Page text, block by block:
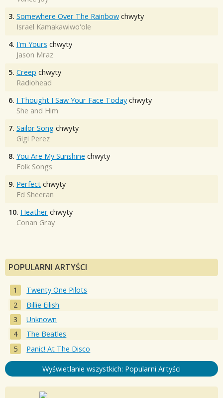
3. Somewhere Over The Rainbow chwyty
Israel Kamakawiwo'ole
4. I'm Yours chwyty
Jason Mraz
5. Creep chwyty
Radiohead
6. I Thought I Saw Your Face Today chwyty
She and Him
7. Sailor Song chwyty
Gigi Perez
8. You Are My Sunshine chwyty
Folk Songs
9. Perfect chwyty
Ed Sheeran
10. Heather chwyty
Conan Gray
POPULARNI ARTYŚCI
Twenty One Pilots
Billie Eilish
Unknown
The Beatles
Panic! At The Disco
Wyświetlanie wszystkich: Popularni Artyści